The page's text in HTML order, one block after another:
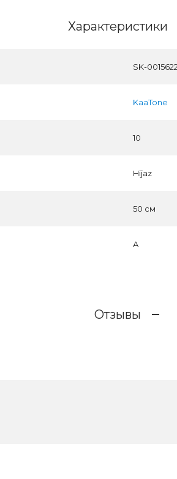
Характеристики
SK-
KaaTone
10
Hijaz
50 см
A
Отзывы